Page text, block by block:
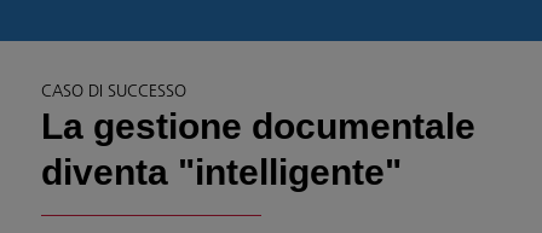
CASO DI SUCCESSO
La gestione documentale
diventa "intelligente"